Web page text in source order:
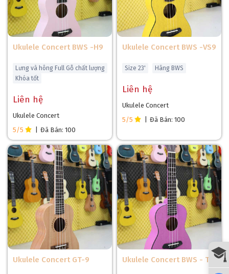
Ukulele Concert BWS -H9
Lưng và hông Full Gỗ chất lượng
Khóa tốt
Liên hệ
Ukulele Concert
5/5
Đã Bán: 100
Ukulele Concert BWS -VS9
Size 23' Hãng BWS
Liên hệ
Ukulele Concert
5/5
Đã Bán: 100
Ukulele Concert GT-9 Ukulele Concert BWS - T9